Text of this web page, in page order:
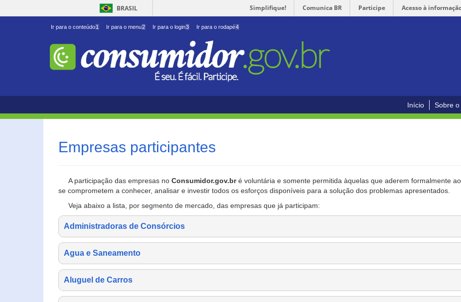
BRASIL Simplifique! Comunica BR Participe Acesso à
Ir para o conteúdo1 Ir para o menu2 Ir para o login3 Ir para o rodapé4
Início Sobre
Empresas participantes
A participação das empresas no Consumidor.gov.bré voluntária e somente permitida àquelas que aderem formalmente
se comprometem a conhecer, analisar e investir todos os esforços disponíveis para a solução dos problemas apresentados.
Veja abaixo a lista, por segmento de mercado, das empresas que já participam:
Administradoras de Consórcios
Agua e Saneamento
Aluguel de Carros